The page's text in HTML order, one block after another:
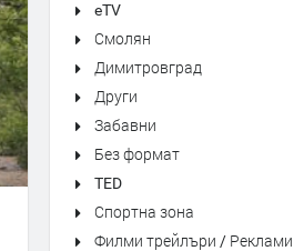
eTV
Смолян
Димитровград
Други
Забавни
Без формат
TED
Спортна зона
Филми трейлъри / Реклами